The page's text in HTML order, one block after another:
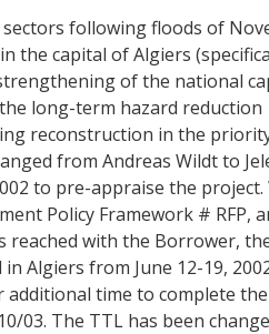
following floods of
the capital of Algiers
of the national
long-term hazard reduction
reconstruction in the
from Andreas Wildt to
to pre-appraise the project.
Policy Framework # RFP,
reached with the Borrower,
Algiers from June 12-19,
additional time to complete the
03. The TTL has been